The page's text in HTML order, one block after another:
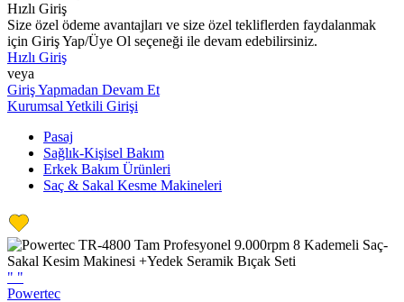
Hızlı Giriş
Size özel ödeme avantajları ve size özel tekliflerden faydalanmak
için Giriş Yap/Üye Ol seçeneği ile devam edebilirsiniz.
Hızlı Giriş
veya
Giriş Yapmadan Devam Et
Kurumsal Yetkili Girişi
Pasaj
Sağlık-Kişisel Bakım
Erkek Bakım Ürünleri
Saç & Sakal Kesme Makineleri
" "
Powertec